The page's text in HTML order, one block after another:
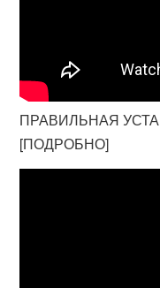
ПРАВИЛЬНАЯ
[ПОДРОБНО]